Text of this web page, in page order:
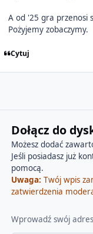
A od '25 gra przenosi
Pożyjemy zobaczymy.
Cytuj
Dołącz do
Możesz dodać
Jeśli posiadasz już
pomocą.
Uwaga: Twój wpis
zatwierdzenia